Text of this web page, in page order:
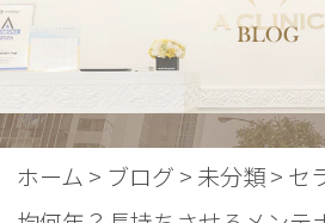
BLOG
ホーム > ブログ > 未分類> セ